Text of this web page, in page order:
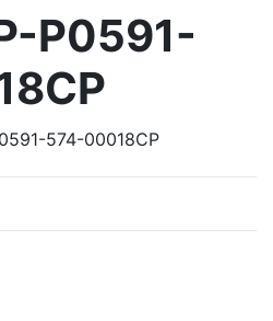
P0591-
574-00018CP